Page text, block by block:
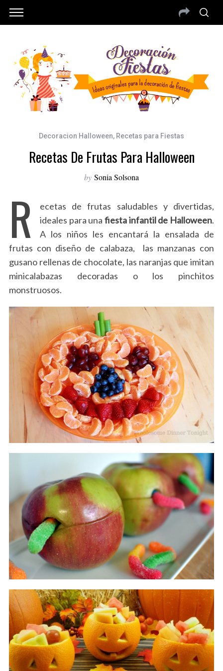
Decoracion Halloween, Recetas para Fiestas
Recetas De Frutas Para Halloween
by Sonia Solsona
R
ecetas de frutas saludables y divertidas,
ideales para una fiesta infantil de Halloween.
A los niños les encantará la ensalada de
frutas con diseño de calabaza, las manzanas con
gusano rellenas de chocolate, las naranjas que imitan
minicalabazas decoradas o los pinchitos
monstruosos.